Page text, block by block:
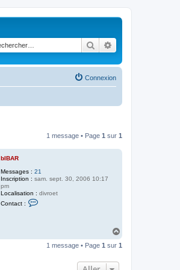
Rechercher
Connexion
1 message • Page 1 sur 1
bIBAR
Messages : 21
Inscription : sam. sept. 30, 2006 10:17
pm
Localisation : divroet
Contact :
u
1 message • Page 1 sur 1